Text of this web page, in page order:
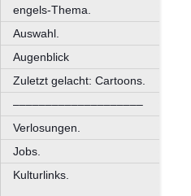
engels-Thema.
Auswahl.
Augenblick
Zuletzt gelacht: Cartoons.
––––––––––––––––––––
Verlosungen.
Jobs.
Kulturlinks.